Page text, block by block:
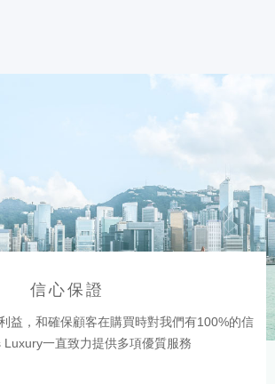
信心保證
益，和確保顧客在購買時對我們有100%的信
Luxury一直致力提供多項優質服務